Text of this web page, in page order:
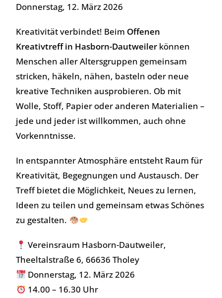
Donnerstag, 12. März 2026
Kreativität verbindet! Beim Offenen
Kreativtreff in Hasborn-Dautweiler können
Menschen aller Altersgruppen gemeinsam
stricken, häkeln, nähen, basteln oder neue
kreative Techniken ausprobieren. Ob mit
Wolle, Stoff, Papier oder anderen Materialien –
jede und jeder ist willkommen, auch ohne
Vorkenntnisse.
In entspannter Atmosphäre entsteht Raum für
Kreativität, Begegnungen und Austausch. Der
Treff bietet die Möglichkeit, Neues zu lernen,
Ideen zu teilen und gemeinsam etwas Schönes
zu gestalten.
Vereinsraum Hasborn-Dautweiler,
Theeltalstraße 6, 66636 Tholey
Donnerstag, 12. März 2026
14.00 – 16.30 Uhr